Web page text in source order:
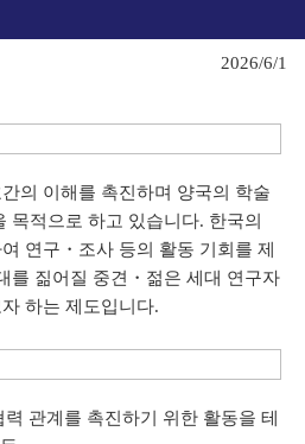
2026/6/1
의 이해를 촉진하며 양국의 학술
목적으로 하고 있습니다. 한국의
연구・조사 등의 활동 기회를 제
를 짊어질 중견・젊은 세대 연구자
하는 제도입니다.
관계를 촉진하기 위한 활동을 테